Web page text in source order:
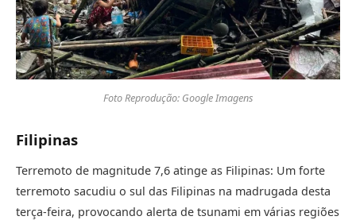
Foto Reprodução: Google Imagens
Filipinas
Terremoto de magnitude 7,6 atinge as Filipinas: Um forte
terremoto sacudiu o sul das Filipinas na madrugada desta
terça-feira, provocando alerta de tsunami em várias regiões